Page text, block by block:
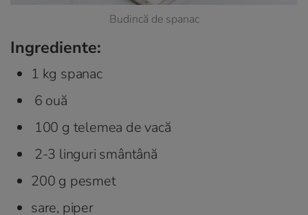
Budincă de spanac
Ingrediente:
1 kg spanac
6 ouă
100 g telemea de vacă
2-3 linguri smântână
200 g pesmet
sare, piper